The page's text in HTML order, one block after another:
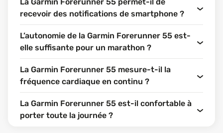
recevoir des notifications de smartphone ?
L’autonomie de la Garmin Forerunner 55 est-
elle suffisante pour un marathon ?
La Garmin Forerunner 55 mesure-t-il la
fréquence cardiaque en continu ?
La Garmin Forerunner 55 est-il confortable à
porter toute la journée ?